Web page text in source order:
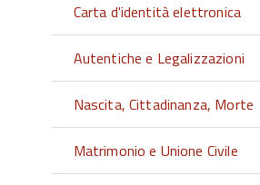
Carta d'identità elettronica
Autentiche e Legalizzazioni
Nascita, Cittadinanza, Morte
Matrimonio e Unione Civile